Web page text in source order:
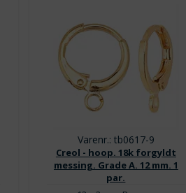
Varenr.: tb0617-9
Creol - hoop. 18k forgyldt
messing. Grade A. 12 mm. 1
par.